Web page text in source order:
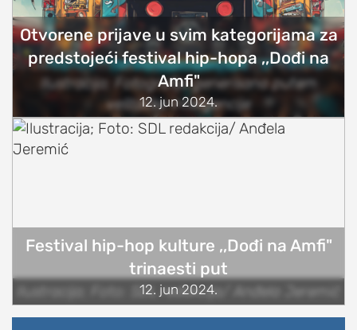
Ilustracija; Fotografija generisana putem
veštačke inteligencije
Otvorene prijave u svim kategorijama za
predstojeći festival hip-hopa ,,Dođi na
Amfi"
12. jun 2024.
Ilustracija; Foto: SDL redakcija/ Anđela Jeremić
Festival hip-hop kulture ,,Dođi na Amfi"
trinaesti put
12. jun 2024.